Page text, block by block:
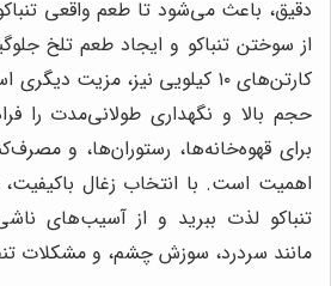
دقیق، باعث می‌شود تا طعم واقعی
از سوختن تنباکو و ایجاد طعم تلخ
کارتن‌های ۱۰ کیلویی نیز، مزیت
حجم بالا و نگهداری طولانی‌مدت را
برای قهوه‌خانه‌ها، رستوران‌ها، و
اهمیت است. با انتخاب زغال باکیفیت،
تنباکو لذت ببرید و از آسیب‌های
مانند سردرد، سوزش چشم، و مشکلات